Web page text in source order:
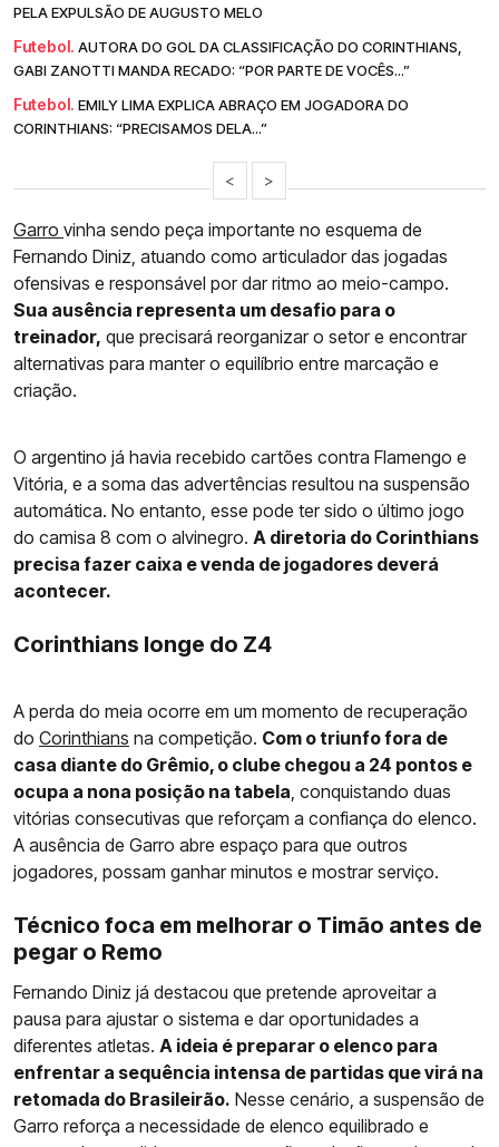
PELA EXPULSÃO DE AUGUSTO MELO
Futebol. AUTORA DO GOL DA CLASSIFICAÇÃO DO CORINTHIANS,
GABI ZANOTTI MANDA RECADO: “POR PARTE DE VOCÊS...”
Futebol. EMILY LIMA EXPLICA ABRAÇO EM JOGADORA DO
CORINTHIANS: “PRECISAMOS DELA...”
< >
Garro vinha sendo peça importante no esquema de
Fernando Diniz, atuando como articulador das jogadas
ofensivas e responsável por dar ritmo ao meio-campo.
Sua ausência representa um desafio para o
treinador, que precisará reorganizar o setor e encontrar
alternativas para manter o equilíbrio entre marcação e
criação.
O argentino já havia recebido cartões contra Flamengo e
Vitória, e a soma das advertências resultou na suspensão
automática. No entanto, esse pode ter sido o último jogo
do camisa 8 com o alvinegro. A diretoria do Corinthians
precisa fazer caixa e venda de jogadores deverá
acontecer.
Corinthians longe do Z4
A perda do meia ocorre em um momento de recuperação
do Corinthians na competição. Com o triunfo fora de
casa diante do Grêmio, o clube chegou a 24 pontos e
ocupa a nona posição na tabela , conquistando duas
vitórias consecutivas que reforçam a confiança do elenco.
A ausência de Garro abre espaço para que outros
jogadores, possam ganhar minutos e mostrar serviço.
Técnico foca em melhorar o Timão antes de
pegar o Remo
Fernando Diniz já destacou que pretende aproveitar a
pausa para ajustar o sistema e dar oportunidades a
diferentes atletas. A ideia é preparar o elenco para
enfrentar a sequência intensa de partidas que virá na
retomada do Brasileirão. Nesse cenário, a suspensão de
Garro reforça a necessidade de elenco equilibrado e